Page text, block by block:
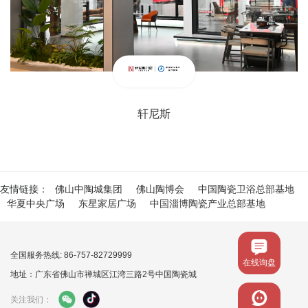
轩尼斯
友情链接： 佛山中陶城集团 佛山陶博会
中国陶瓷卫浴总部基地
华夏中央广场
东星家居广场 中国淄博陶瓷产业总部基地
全国服务热线: 86-757-82729999
地址：广东省佛山市禅城区江湾三路2号中国陶瓷城
关注我们：
在线询盘